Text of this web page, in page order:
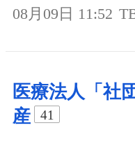
08月09日 11:52
医療法人「社
産
41